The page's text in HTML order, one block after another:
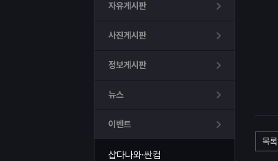
자유게시판
사진게시판
정보게시판
뉴스
이벤트
샵다나와·싼컴
목록